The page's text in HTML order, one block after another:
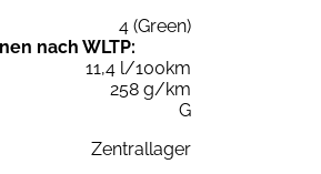
4 (Green)
nach WLTP:
11,4 l/100km
258 g/km
G
Zentrallager